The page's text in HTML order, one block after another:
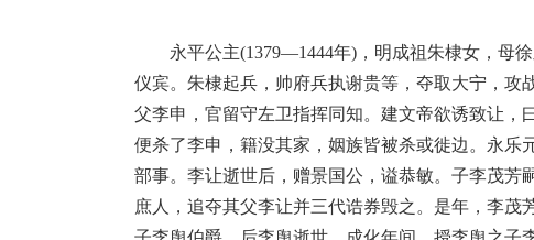
永平公主(1379—1444年)，明成祖朱棣女，母
仪宾。朱棣起兵，帅府兵执谢贵等，夺取大宁，
父李申，官留守左卫指挥同知。建文帝欲诱致让，
便杀了李申，籍没其家，姻族皆被杀或徙边。永
部事。李让逝世后，赠景国公，谥恭敏。子李茂芳
庶人，追夺其父李让并三代诰券毁之。是年，李